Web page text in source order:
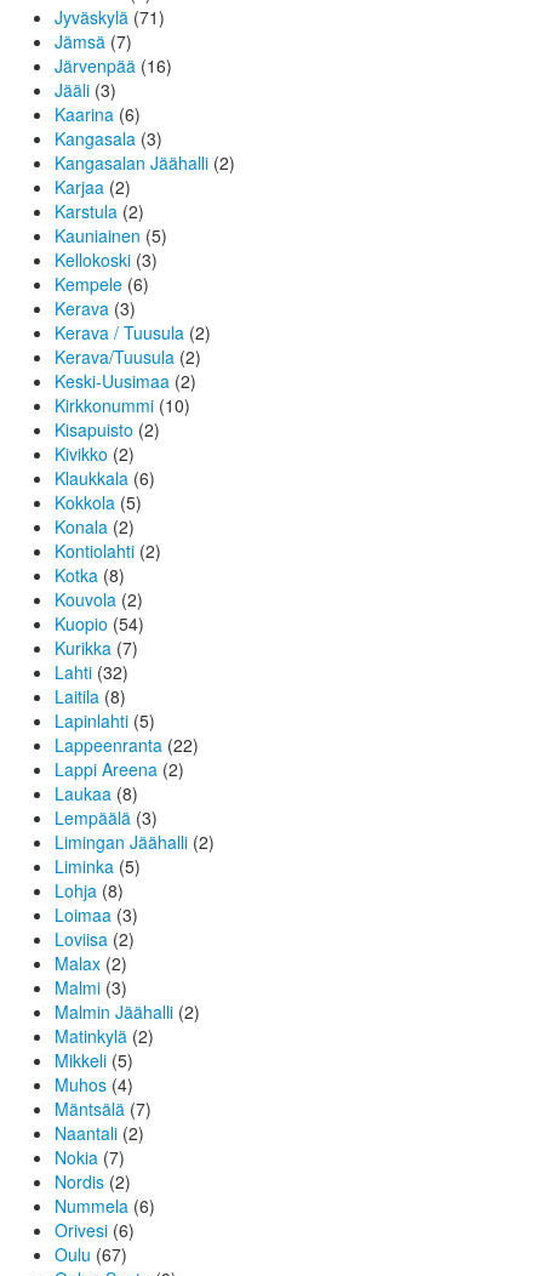
Jyväskylä (71)
Jämsä (7)
Järvenpää (16)
Jääli (3)
Kaarina (6)
Kangasala (3)
Kangasalan Jäähalli (2)
Karjaa (2)
Karstula (2)
Kauniainen (5)
Kellokoski (3)
Kempele (6)
Kerava (3)
Kerava / Tuusula (2)
Kerava/Tuusula (2)
Keski-Uusimaa (2)
Kirkkonummi (10)
Kisapuisto (2)
Kivikko (2)
Klaukkala (6)
Kokkola (5)
Konala (2)
Kontiolahti (2)
Kotka (8)
Kouvola (2)
Kuopio (54)
Kurikka (7)
Lahti (32)
Laitila (8)
Lapinlahti (5)
Lappeenranta (22)
Lappi Areena (2)
Laukaa (8)
Lempäälä (3)
Limingan Jäähalli (2)
Liminka (5)
Lohja (8)
Loimaa (3)
Loviisa (2)
Malax (2)
Malmi (3)
Malmin Jäähalli (2)
Matinkylä (2)
Mikkeli (5)
Muhos (4)
Mäntsälä (7)
Naantali (2)
Nokia (7)
Nordis (2)
Nummela (6)
Orivesi (6)
Oulu (67)